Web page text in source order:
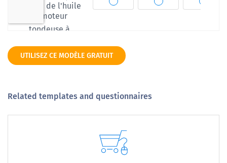
UTILISEZ CE MODÈLE GRATUIT
Related templates and questionnaires